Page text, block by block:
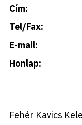
Cím:
Tel/Fax:
E-mail:
Honlap:
Fehér Kavics